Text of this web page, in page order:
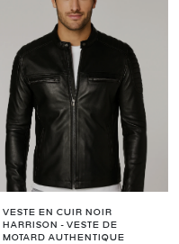
VESTE EN CUIR NOIR
HARRISON - VESTE DE
MOTARD AUTHENTIQUE